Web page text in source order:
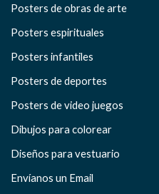
Posters de obras de arte
Posters espirituales
Posters infantiles
Posters de deportes
Posters de video juegos
Dibujos para colorear
Diseños para vestuario
Envíanos un Email